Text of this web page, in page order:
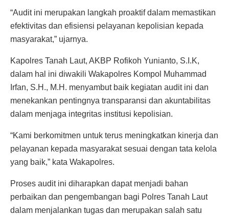
“Audit ini merupakan langkah proaktif dalam memastikan
efektivitas dan efisiensi pelayanan kepolisian kepada
masyarakat,” ujarnya.
Kapolres Tanah Laut, AKBP Rofikoh Yunianto, S.I.K,
dalam hal ini diwakili Wakapolres Kompol Muhammad
Irfan, S.H., M.H. menyambut baik kegiatan audit ini dan
menekankan pentingnya transparansi dan akuntabilitas
dalam menjaga integritas institusi kepolisian.
“Kami berkomitmen untuk terus meningkatkan kinerja dan
pelayanan kepada masyarakat sesuai dengan tata kelola
yang baik,” kata Wakapolres.
Proses audit ini diharapkan dapat menjadi bahan
perbaikan dan pengembangan bagi Polres Tanah Laut
dalam menjalankan tugas dan merupakan salah satu